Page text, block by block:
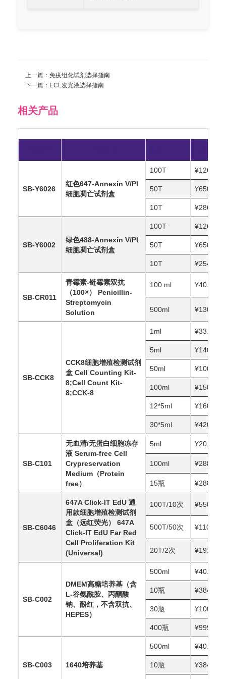
上一篇： 免疫组化试剂选择指南
下一篇： ECL发光液选择指南
相关产品
SB-Y6026
红色647-Annexin V/PI
细胞凋亡试剂盒
100T ¥1260.00
50T ¥650.00
10T ¥286.00
SB-Y6002
绿色488-Annexin V/PI
细胞凋亡试剂盒
100T ¥1260.00
50T ¥650.00
10T ¥254.40
SB-CR011
青霉素-链霉素双抗
（100×） Penicillin-
Streptomycin
Solution
100 ml ¥40.00
500ml ¥130.00
SB-CCK8
CCK8细胞增殖检测试剂
盒 Cell Counting Kit-
8;Cell Count Kit-
8;CCK-8
1ml ¥33.00
5ml ¥140.00
50ml ¥1000.00
100ml ¥1500.00
12*5ml ¥1600.00
30*5ml ¥4200.00
SB-C101
无血清/无蛋白细胞冻存
液 Serum-free Cell
Crypreservation
Medium（Protein
free）
5ml ¥20.00
100ml ¥288.00
15瓶 ¥2880.00
SB-C6046
647A Click-IT EdU 通
用款细胞增殖检测试剂
盒（远红荧光） 647A
Click-IT EdU Far Red
Cell Proliferation Kit
(Universal)
100T/10次 ¥550.00
500T/50次 ¥1100.00
20T/2次 ¥191.00
SB-C002
DMEM高糖培养基（含
L-谷氨酰胺、丙酮酸
钠、酚红，不含双抗、
HEPES）
500ml ¥40.00
10瓶 ¥384.00
30瓶 ¥1000.00
400瓶 ¥9999.00
SB-C003 1640培养基
500ml ¥40.00
10瓶 ¥384.00